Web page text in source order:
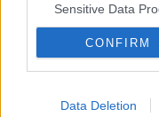
Sensitive Data
CONFIRM
Data Deletion